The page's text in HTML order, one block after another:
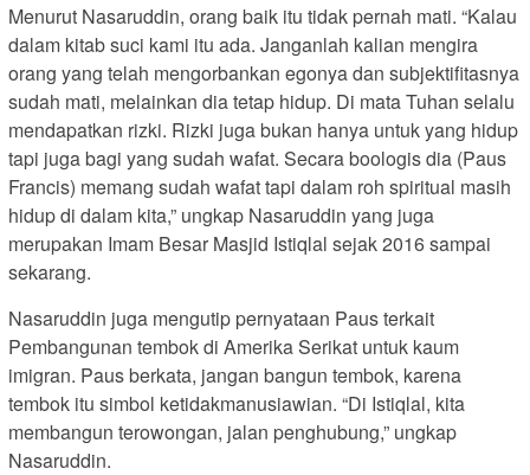
Menurut Nasaruddin, orang baik itu tidak pernah mati. “Kalau
dalam kitab suci kami itu ada. Janganlah kalian mengira
orang yang telah mengorbankan egonya dan subjektifitasnya
sudah mati, melainkan dia tetap hidup. Di mata Tuhan selalu
mendapatkan rizki. Rizki juga bukan hanya untuk yang hidup
tapi juga bagi yang sudah wafat. Secara boologis dia (Paus
Francis) memang sudah wafat tapi dalam roh spiritual masih
hidup di dalam kita,” ungkap Nasaruddin yang juga
merupakan Imam Besar Masjid Istiqlal sejak 2016 sampai
sekarang.
Nasaruddin juga mengutip pernyataan Paus terkait
Pembangunan tembok di Amerika Serikat untuk kaum
imigran. Paus berkata, jangan bangun tembok, karena
tembok itu simbol ketidakmanusiawian. “Di Istiqlal, kita
membangun terowongan, jalan penghubung,” ungkap
Nasaruddin.